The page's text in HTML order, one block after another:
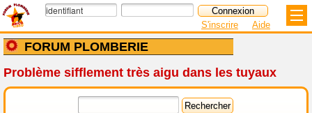
FORUM PLOMBERIE
S'inscrire Aide
Problème sifflement très aigu dans les tuyaux